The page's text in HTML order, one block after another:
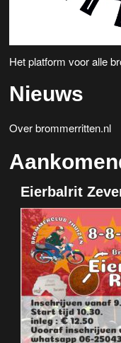
Het platform voor alle
Nieuws
Over brommerritten.nl
Eierbalrit